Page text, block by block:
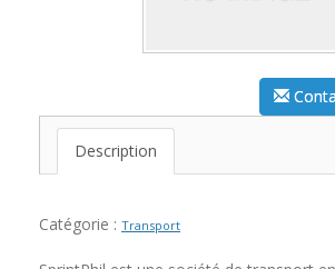
Description
Catégorie : Transport